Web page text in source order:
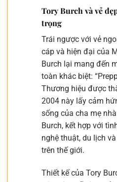
Tory Burch và vẻ
trọng
Trái ngược với vẻ
cáp và hiện đại của
Burch lại mang đến
toàn khác biệt:
Thương hiệu được
2004 này lấy cảm
sống của cha mẹ
Burch, kết hợp với
nghệ thuật, du lịch
trên thế giới.
Thiết kế của Tory